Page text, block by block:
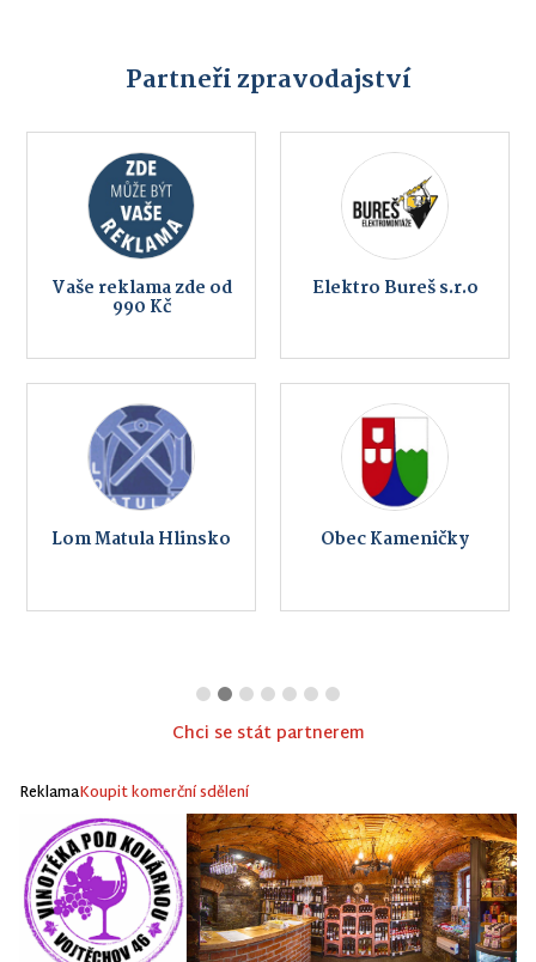
Partneři zpravodajství
Vaše reklama zde od
990 Kč
Elektro Bureš s.r.o
Lom Matula Hlinsko Obec Kameničky
Chci se stát partnerem
ReklamaKoupit komerční sdělení